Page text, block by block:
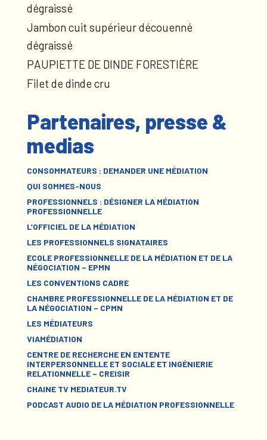
dégraissé
Jambon cuit supérieur découenné
dégraissé
PAUPIETTE DE DINDE FORESTIÈRE
Filet de dinde cru
Partenaires, presse &
medias
CONSOMMATEURS : DEMANDER UNE MÉDIATION
QUI SOMMES-NOUS
PROFESSIONNELS : DÉSIGNER LA MÉDIATION
PROFESSIONNELLE
L’OFFICIEL DE LA MÉDIATION
LES PROFESSIONNELS SIGNATAIRES
ECOLE PROFESSIONNELLE DE LA MÉDIATION ET DE LA
NÉGOCIATION – EPMN
LES CONVENTIONS CADRE
CHAMBRE PROFESSIONNELLE DE LA MÉDIATION ET DE
LA NÉGOCIATION – CPMN
LES MÉDIATEURS
VIAMÉDIATION
CENTRE DE RECHERCHE EN ENTENTE
INTERPERSONNELLE ET SOCIALE ET INGÉNIERIE
RELATIONNELLE – CREISIR
CHAINE TV MEDIATEUR.TV
PODCAST AUDIO DE LA MÉDIATION PROFESSIONNELLE